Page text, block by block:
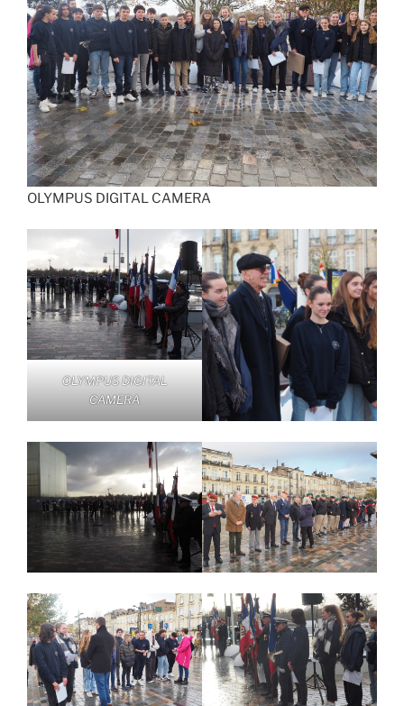
OLYMPUS DIGITAL CAMERA
OLYMPUS DIGITAL
CAMERA